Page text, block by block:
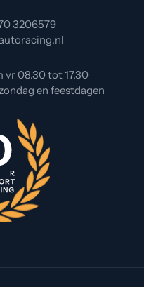
3206579
vr 08.30 tot 17.30
en feestdagen